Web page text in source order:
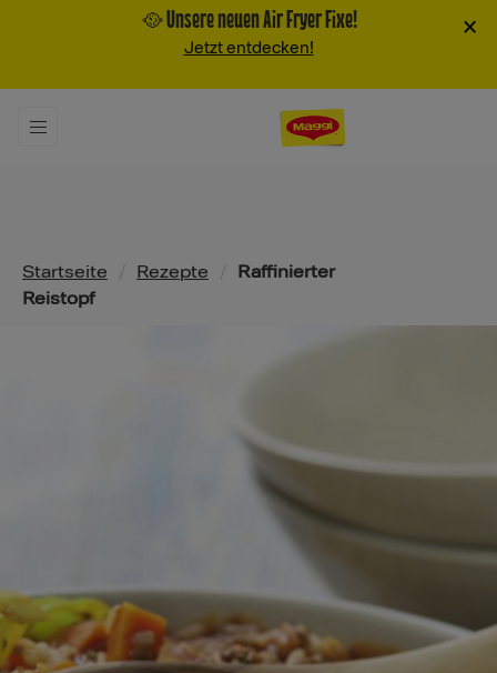
🥘 Unsere neuen Air Fryer Fixe!
Jetzt entdecken!
×
Pfadnavigation
Startseite Rezepte
Raffinierter
Reistopf